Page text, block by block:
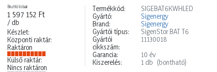
Bruttó listaár
1 597 152 Ft
/ db
Készlet:
Központi raktár:
Raktáron
Külső raktár:
Nincs raktáron
Termékkód:
SIGEBAT6KWHLED
Gyártó:
Sigenergy
Brand:
Sigenergy
Gyártói típus:
SigenStor BAT T6
Gyártói
cikkszám:
11130018
Garancia:
10 év
Kiszerelés:
1 db (bontható)